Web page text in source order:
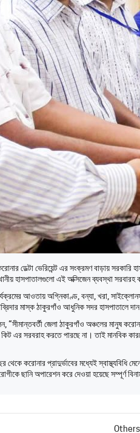
ডেল্টা ভেরিয়েন্ট এর সংক্রমণ বাড়ায়
হাসপাতালগুলো এই অক্সিজেন ব্যবস্থা সরবারহ
আওতায় অগ্নিকাণ্ড, বন্যা, খরা,
মাস্ক ঠাকুরগাঁও আধুনিক সদর হাসপাতালে
“সীমান্তবর্তী জেলা ঠাকুরগাঁও অঞ্চলের মানুষ
এর সরবরাহ করতে পারছে না। তাই মানবিক
করোনার প্রাদুর্ভাবের মধ্যেই স্বাস্থ্যবিধি
ছানি অপারেশন করে দেওয়া হয়েছে সম্পূর্ণ
Others